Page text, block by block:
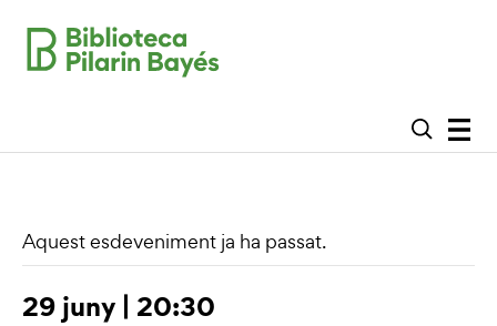
Aquest esdeveniment ja ha passat.
29 juny | 20:30